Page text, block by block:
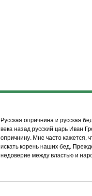
Русская опричнина и русская
века назад русский царь Иван
опричнину. Мне часто кажется,
искать корень наших бед.
недоверие между властью и